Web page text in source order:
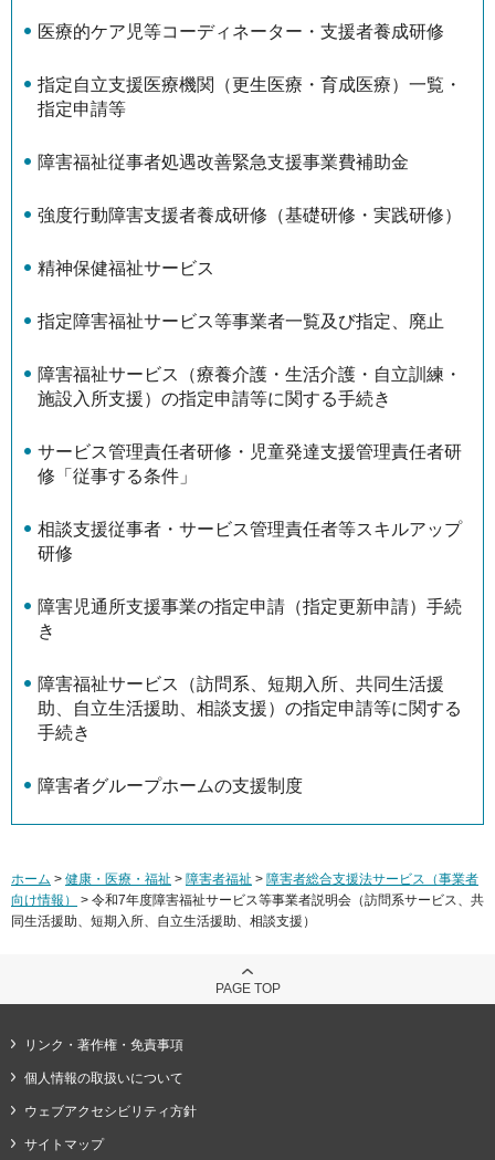
医療的ケア児等コーディネーター・支援者養成研修
指定自立支援医療機関（更生医療・育成医療）一覧・
指定申請等
障害福祉従事者処遇改善緊急支援事業費補助金
強度行動障害支援者養成研修（基礎研修・実践研修）
精神保健福祉サービス
指定障害福祉サービス等事業者一覧及び指定、廃止
障害福祉サービス（療養介護・生活介護・自立訓練・
施設入所支援）の指定申請等に関する手続き
サービス管理責任者研修・児童発達支援管理責任者研
修「従事する条件」
相談支援従事者・サービス管理責任者等スキルアップ
研修
障害児通所支援事業の指定申請（指定更新申請）手続
き
障害福祉サービス（訪問系、短期入所、共同生活援
助、自立生活援助、相談支援）の指定申請等に関する
手続き
障害者グループホームの支援制度
ホーム > 健康・医療・福祉 > 障害者福祉 > 障害者総合支援法サービス（事業者
向け情報）
> 令和7年度障害福祉サービス等事業者説明会（訪問系サービス、共
同生活援助、短期入所、自立生活援助、相談支援）
PAGE TOP
リンク・著作権・免責事項
個人情報の取扱いについて
ウェブアクセシビリティ方針
サイトマップ